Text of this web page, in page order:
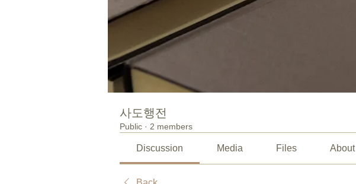
사도행전
Public · 2 members
Discussion Media Files About